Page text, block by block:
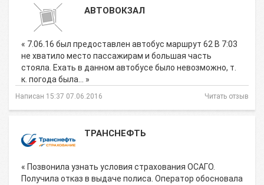
АВТОВОКЗАЛ
« 7.06.16 был предоставлен автобус маршрут 62 В 7:03
не хватило место пассажирам и большая часть
стояла. Ехать в данном автобусе было невозможно, т.
к. погода была… »
Написан 15:37 07.06.2016 Читать отзыв
ТРАНСНЕФТЬ
« Позвонила узнать условия страхования ОСАГО.
Получила отказ в выдаче полиса. Оператор обосновала